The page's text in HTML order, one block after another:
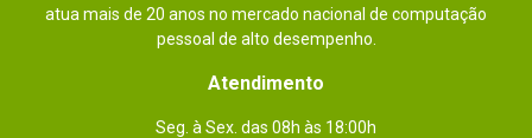
atua mais de 20 anos no mercado nacional de computação
pessoal de alto desempenho.
Atendimento
Seg. à Sex. das 08h às 18:00h